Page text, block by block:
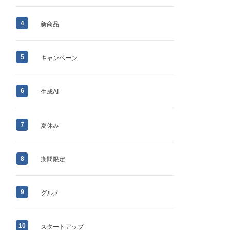
4 新商品
5 キャンペーン
6 生成AI
7 夏休み
8 期間限定
9 グルメ
10 スタートアップ